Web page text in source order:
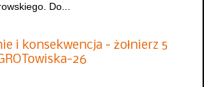
Do...
i konsekwencja - żołnierz 5
26